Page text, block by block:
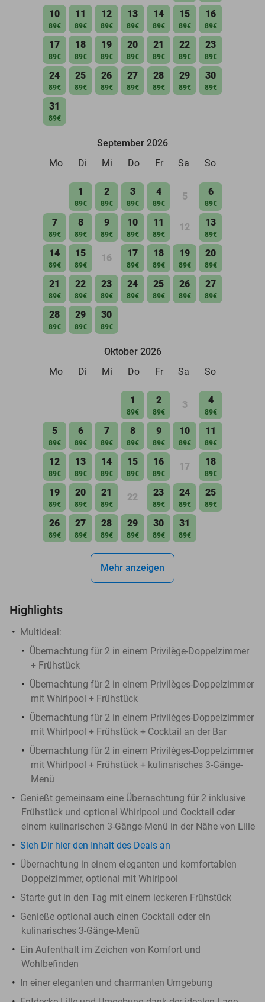
10
89€
11
89€
12
89€
13
89€
14
89€
15
89€
16
89€
17
89€
18
89€
19
89€
20
89€
21
89€
22
89€
23
89€
24
89€
25
89€
26
89€
27
89€
28
89€
29
89€
30
89€
31
89€
September 2026
Mo
Di Mi Do Fr Sa So
1
89€
2
89€
3
89€
4
89€
5 6
89€
7
89€
8
89€
9
89€
10
89€
11
89€
12 13
89€
14
89€
15
89€
16 17
89€
18
89€
19
89€
20
89€
21
89€
22
89€
23
89€
24
89€
25
89€
26
89€
27
89€
28
89€
29
89€
30
89€
Oktober 2026
Mo
Di Mi Do Fr Sa So
1
89€
2
89€
3 4
89€
5
89€
6
89€
7
89€
8
89€
9
89€
10
89€
11
89€
12
89€
13
89€
14
89€
15
89€
16
89€
17 18
89€
19
89€
20
89€
21
89€
22 23
89€
24
89€
25
89€
26
89€
27
89€
28
89€
29
89€
30
89€
31
89€
Mehr anzeigen
Highlights
Multideal:
Übernachtung für 2 in einem Privilège-Doppelzimmer
+ Frühstück
Übernachtung für 2 in einem Privilèges-Doppelzimmer
mit Whirlpool + Frühstück
Übernachtung für 2 in einem Privilèges-Doppelzimmer
mit Whirlpool + Frühstück + Cocktail an der Bar
Übernachtung für 2 in einem Privilèges-Doppelzimmer
mit Whirlpool + Frühstück + kulinarisches 3-Gänge-
Menü
Genießt gemeinsam eine Übernachtung für 2 inklusive
Frühstück und optional Whirlpool und Cocktail oder
einem kulinarischen 3-Gänge-Menü in der Nähe von Lille
Sieh Dir hier den Inhalt des Deals an
Übernachtung in einem eleganten und komfortablen
Doppelzimmer, optional mit Whirlpool
Starte gut in den Tag mit einem leckeren Frühstück
Genieße optional auch einen Cocktail oder ein
kulinarisches 3-Gänge-Menü
Ein Aufenthalt im Zeichen von Komfort und
Wohlbefinden
In einer eleganten und charmanten Umgebung